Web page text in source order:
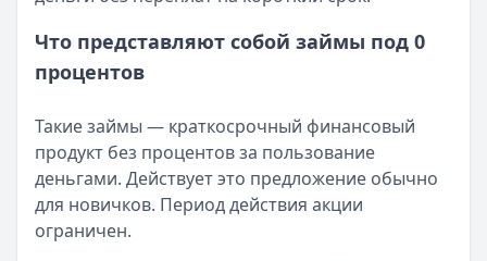
Рекордный рост доли клиентов МФО с iPhone: что
Кратко:В III квартале 2025 года владельцы iPhone
Категория:МФО
Читать новость
57 сервисов микрозаймов через Госуслуги: где
Кратко: Авторизация через Госуслуги ускоряет
Опубликовано:
Что представляют собой займы под 0
процентов
Такие займы — краткосрочный финансовый
продукт без процентов за пользование
деньгами. Действует это предложение обычно
для новичков. Период действия акции
ограничен.